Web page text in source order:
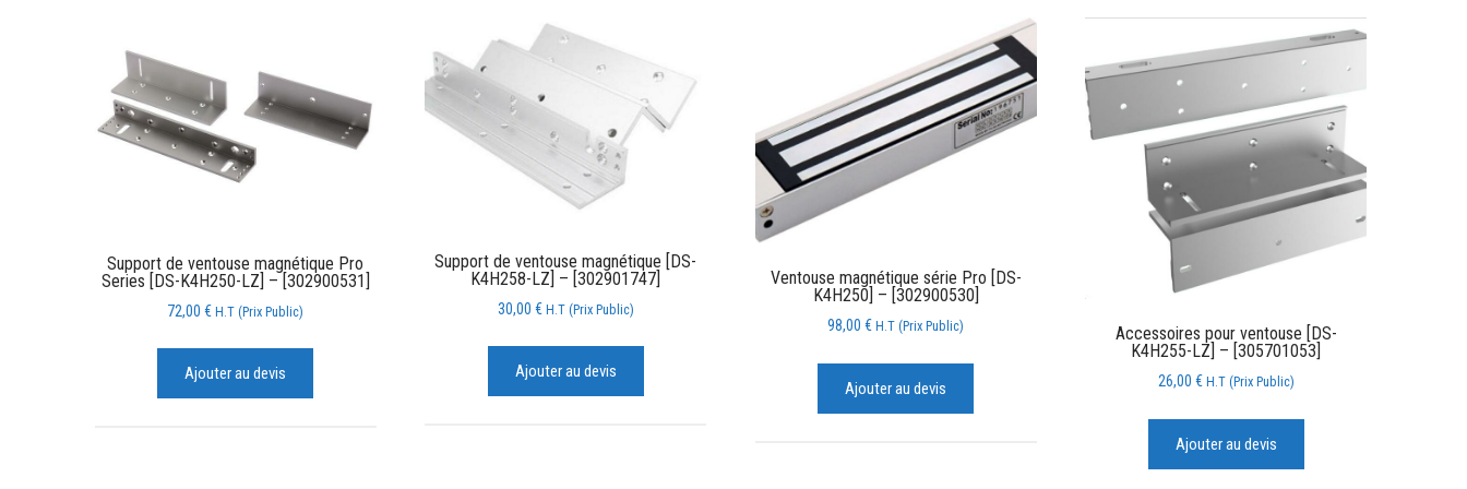
Support de ventouse magnétique Pro
Series [DS-K4H250-LZ] – [302900531]
72,00€ H.T (Prix Public)
Ajouter au devis
Support de ventouse magnétique [DS-
K4H258-LZ] – [302901747]
30,00 € H.T (Prix Public)
Ajouter au devis
Ventouse magnétique série Pro [DS-
K4H250] – [302900530]
98,00€ H.T (Prix Public)
Ajouter au devis
Accessoires pour ventouse [DS-
K4H255-LZ] – [305701053]
26,00 € H.T (Prix Public)
Ajouter au devis